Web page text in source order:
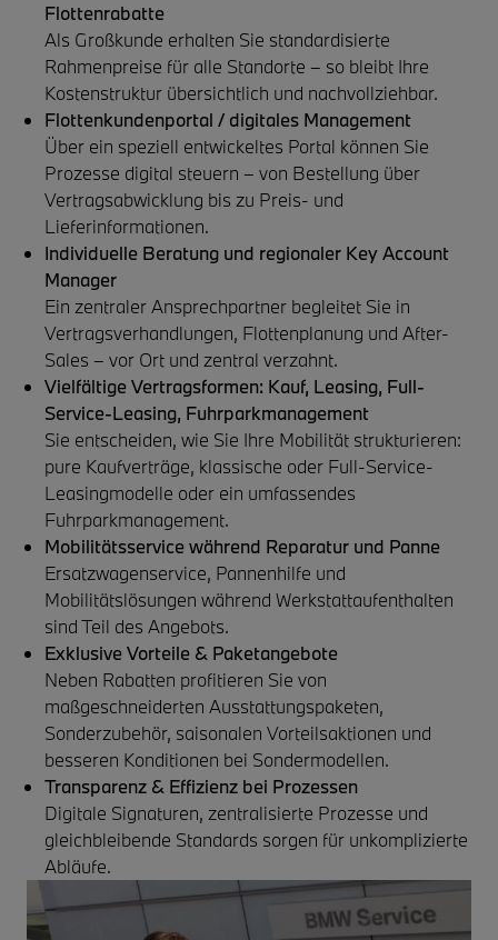
Flottenrabatte
Als Großkunde erhalten Sie standardisierte
Rahmenpreise für alle Standorte – so bleibt Ihre
Kostenstruktur übersichtlich und nachvollziehbar.
Flottenkundenportal / digitales Management
Über ein speziell entwickeltes Portal können Sie
Prozesse digital steuern – von Bestellung über
Vertragsabwicklung bis zu Preis- und
Lieferinformationen.
Individuelle Beratung und regionaler Key Account
Manager
Ein zentraler Ansprechpartner begleitet Sie in
Vertragsverhandlungen, Flottenplanung und After-
Sales – vor Ort und zentral verzahnt.
Vielfältige Vertragsformen: Kauf, Leasing, Full-
Service-Leasing, Fuhrparkmanagement
Sie entscheiden, wie Sie Ihre Mobilität strukturieren:
pure Kaufverträge, klassische oder Full-Service-
Leasingmodelle oder ein umfassendes
Fuhrparkmanagement.
Mobilitätsservice während Reparatur und Panne
Ersatzwagenservice, Pannenhilfe und
Mobilitätslösungen während Werkstattaufenthalten
sind Teil des Angebots.
Exklusive Vorteile & Paketangebote
Neben Rabatten profitieren Sie von
maßgeschneiderten Ausstattungspaketen,
Sonderzubehör, saisonalen Vorteilsaktionen und
besseren Konditionen bei Sondermodellen.
Transparenz & Effizienz bei Prozessen
Digitale Signaturen, zentralisierte Prozesse und
gleichbleibende Standards sorgen für unkomplizierte
Abläufe.